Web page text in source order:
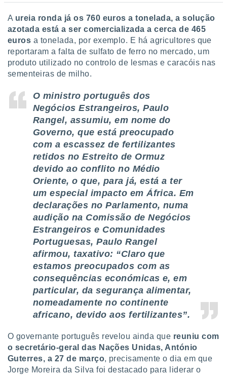
utilizar
criar
medir
de dados
dados
estudos
e
de
A ureia ronda já os 760 euros a tonelada, a solução
azotada está a ser comercializada a cerca de 465
euros a tonelada, por exemplo. E há agricultores que
reportaram a falta de sulfato de ferro no mercado, um
produto utilizado no controlo de lesmas e caracóis nas
sementeiras de milho.
O ministro português dos
Negócios Estrangeiros, Paulo
Rangel, assumiu, em nome do
Governo, que está preocupado
com a escassez de fertilizantes
retidos no Estreito de Ormuz
devido ao conflito no Médio
Oriente, o que, para já, está a ter
um especial impacto em África. Em
declarações no Parlamento, numa
audição na Comissão de Negócios
Estrangeiros e Comunidades
Portuguesas, Paulo Rangel
afirmou, taxativo: “Claro que
estamos preocupados com as
consequências económicas e, em
particular, da segurança alimentar,
nomeadamente no continente
africano, devido aos fertilizantes”.
O governante português revelou ainda que reuniu com
o secretário-geral das Nações Unidas, António
Guterres, a 27 de março, precisamente o dia em que
Jorge Moreira da Silva foi destacado para liderar o